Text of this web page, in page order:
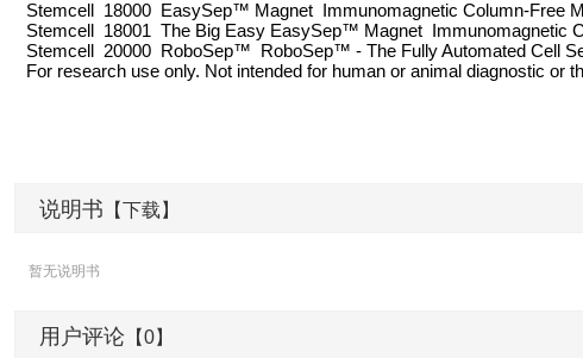
Stemcell 18000 EasySep™ Magnet Immunomagnetic Column-Free
Stemcell 18001 The Big Easy EasySep™ Magnet Immunomagnetic
Stemcell 20000 RoboSep™ RoboSep™ - The Fully Automated Cell
For research use only. Not intended for human or animal diagnostic or
说明书 【下载】
暂无说明书
用户评论 【0】